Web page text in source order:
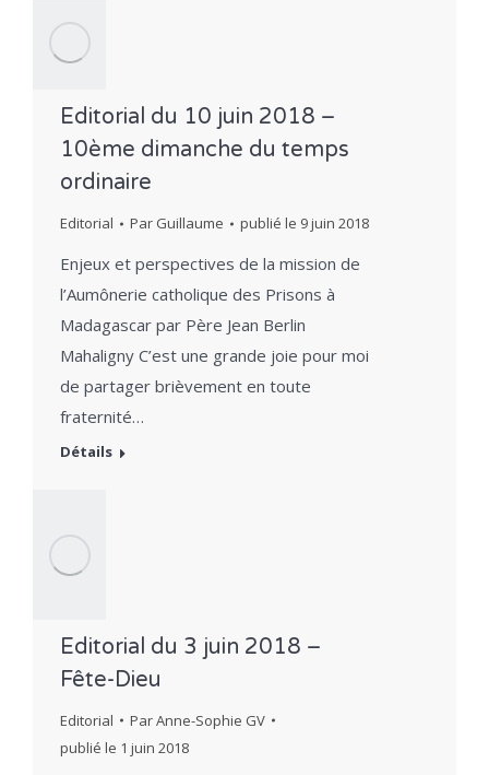
Editorial du 10 juin 2018 –
10ème dimanche du temps
ordinaire
Editorial Par Guillaume publié le 9 juin 2018
Enjeux et perspectives de la mission de
l’Aumônerie catholique des Prisons à
Madagascar par Père Jean Berlin
Mahaligny C’est une grande joie pour moi
de partager brièvement en toute
fraternité…
Détails
Editorial du 3 juin 2018 –
Fête-Dieu
Editorial ParAnne-Sophie GV
publié le 1 juin 2018